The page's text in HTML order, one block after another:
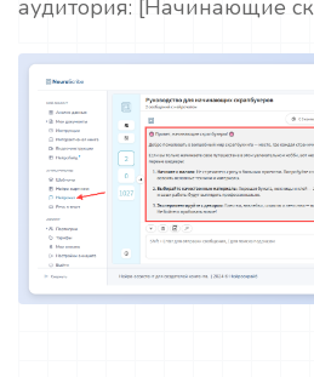
аудитория: [Начинающие